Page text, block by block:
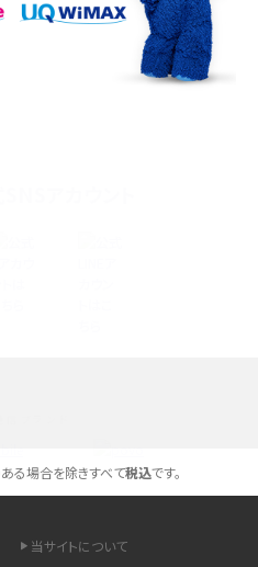
・サイズ・カメラ性能の違いを徹底解説
・スペック・機能を徹底比較
る場合を除きすべて税込です。
当サイトについて